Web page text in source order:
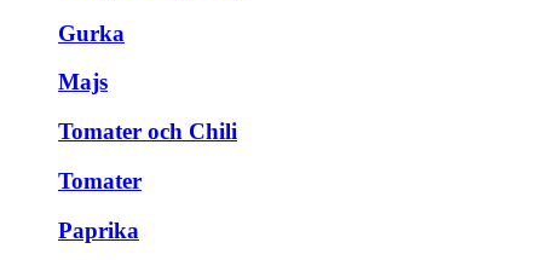
Gurka
Majs
Tomater och Chili
Tomater
Paprika